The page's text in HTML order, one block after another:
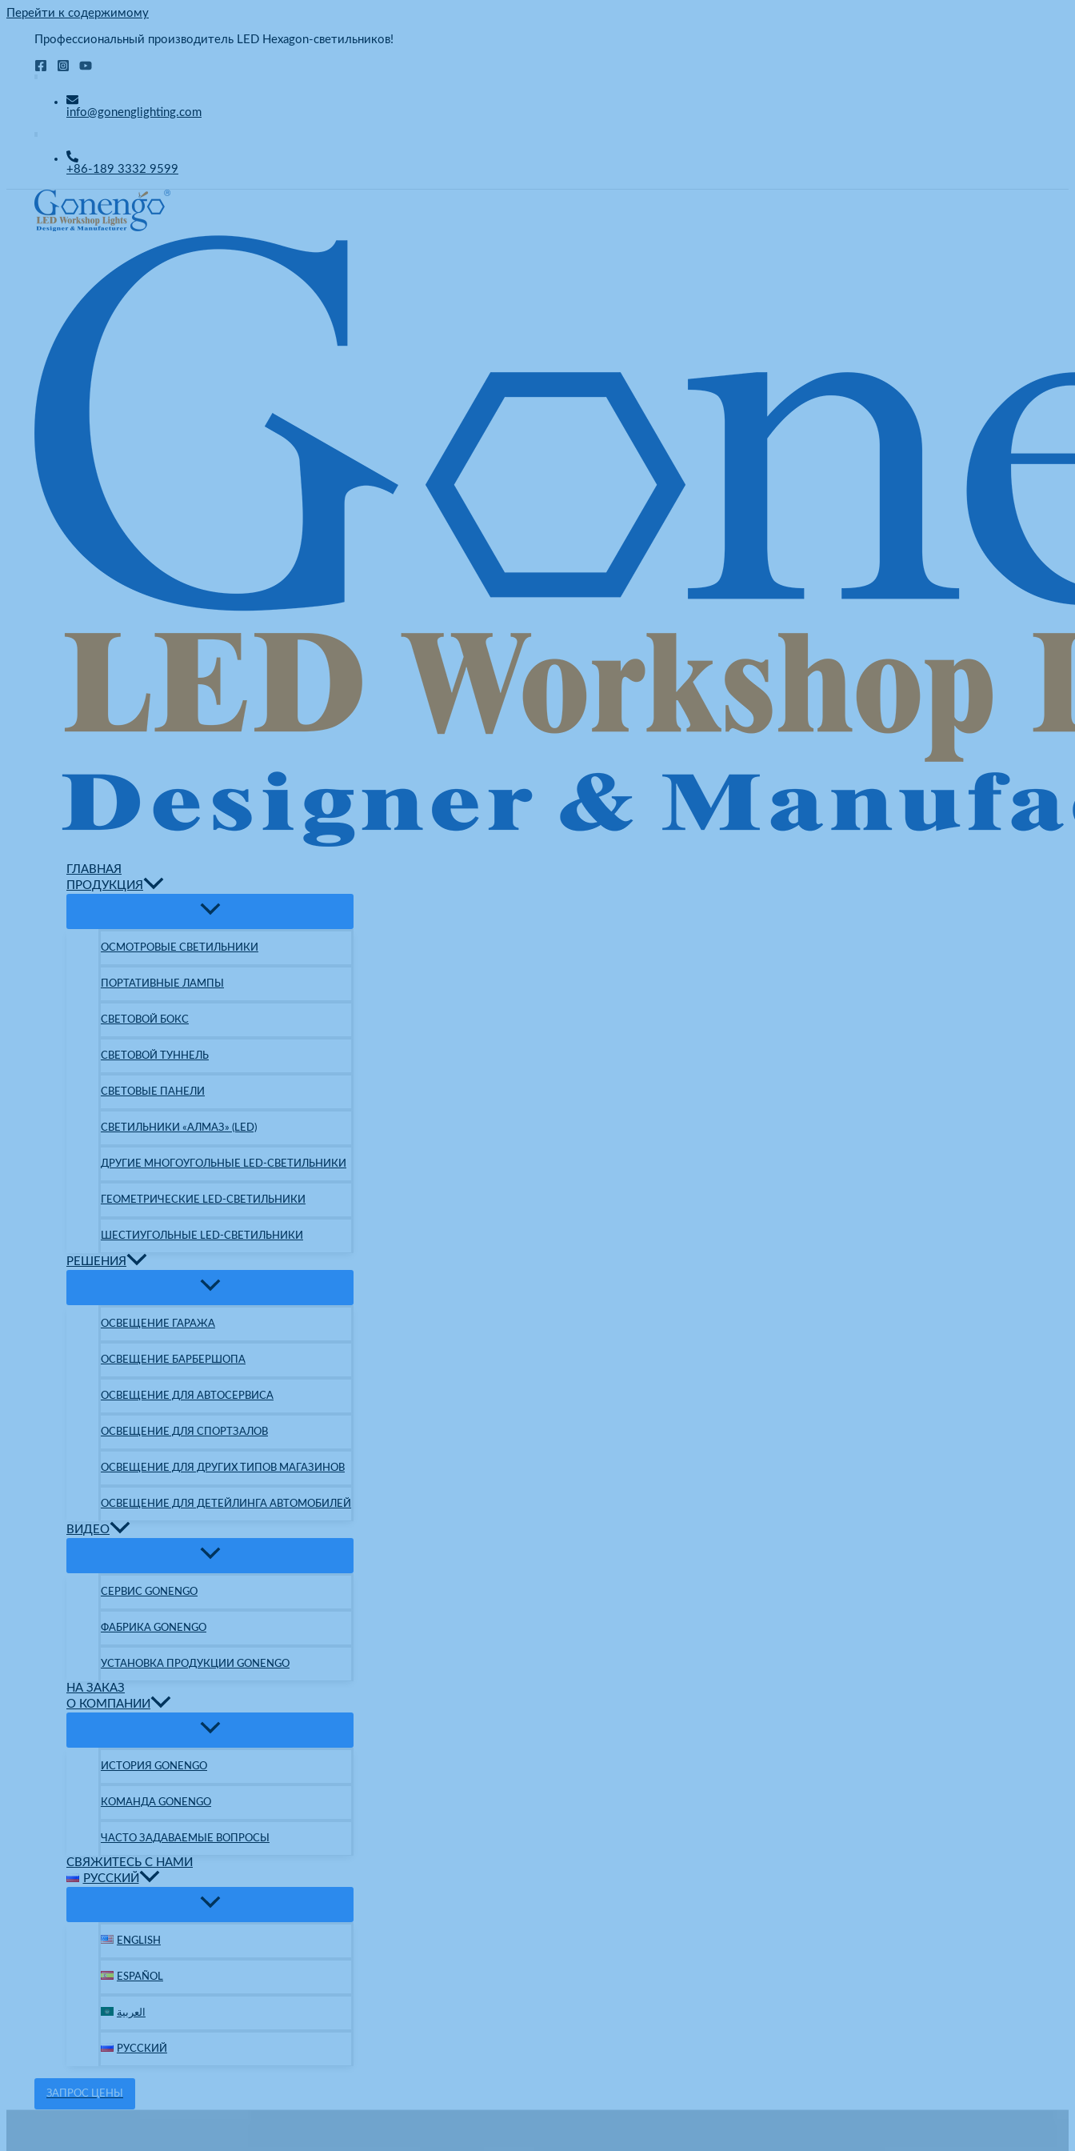
Перейти к содержимому
Профессиональный производитель LED Hexagon-светильников!
info@gonenglighting.com
+86-189 3332 9599
ГЛАВНАЯ
ПРОДУКЦИЯ
ОСМОТРОВЫЕ СВЕТИЛЬНИКИ
ПОРТАТИВНЫЕ ЛАМПЫ
СВЕТОВОЙ БОКС
СВЕТОВОЙ ТУННЕЛЬ
СВЕТОВЫЕ ПАНЕЛИ
СВЕТИЛЬНИКИ «АЛМАЗ» (LED)
ДРУГИЕ МНОГОУГОЛЬНЫЕ LED-СВЕТИЛЬНИКИ
ГЕОМЕТРИЧЕСКИЕ LED-СВЕТИЛЬНИКИ
ШЕСТИУГОЛЬНЫЕ LED-СВЕТИЛЬНИКИ
РЕШЕНИЯ
ОСВЕЩЕНИЕ ГАРАЖА
ОСВЕЩЕНИЕ БАРБЕРШОПА
ОСВЕЩЕНИЕ ДЛЯ АВТОСЕРВИСА
ОСВЕЩЕНИЕ ДЛЯ СПОРТЗАЛОВ
ОСВЕЩЕНИЕ ДЛЯ ДРУГИХ ТИПОВ МАГАЗИНОВ
ОСВЕЩЕНИЕ ДЛЯ ДЕТЕЙЛИНГА АВТОМОБИЛЕЙ
ВИДЕО
СЕРВИС GONENGO
ФАБРИКА GONENGO
УСТАНОВКА ПРОДУКЦИИ GONENGO
НА ЗАКАЗ
О КОМПАНИИ
ИСТОРИЯ GONENGO
КОМАНДА GONENGO
ЧАСТО ЗАДАВАЕМЫЕ ВОПРОСЫ
СВЯЖИТЕСЬ С НАМИ
РУССКИЙ
ENGLISH
ESPAÑOL
العربية
РУССКИЙ
ЗАПРОС ЦЕНЫ